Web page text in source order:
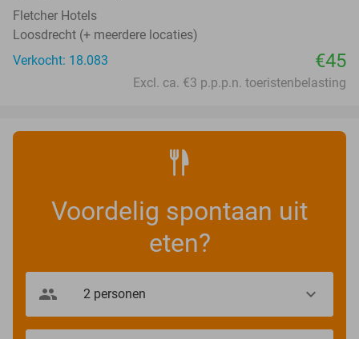
Fletcher Hotels
Loosdrecht (+ meerdere locaties)
Verkocht: 18.083
€45
Excl. ca. €3 p.p.p.n. toeristenbelasting
Voordelig spontaan uit
eten?